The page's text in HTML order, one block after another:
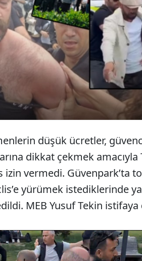
öğretmenler
duyuramıyoruz’ diyerek
polis öğretmenleri gazla,
düşük ücretler,
dikkat çekmek
izin vermedi. Güvenpark’ta
yürümek istediklerinde
MEB Yusuf Tekin istifaya